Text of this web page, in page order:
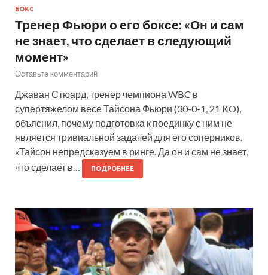
БОКС
Тренер Фьюри о его боксе: «Он и сам
не знает, что сделает в следующий
момент»
Оставьте комментарий
Джаван Стюард, тренер чемпиона WBC в
супертяжелом весе Тайсона Фьюри (30-0-1, 21 KO),
объяснил, почему подготовка к поединку с ним не
является тривиальной задачей для его соперников.
«Тайсон непредсказуем в ринге. Да он и сам не знает,
что сделает в…
ПОДРОБНЕЕ